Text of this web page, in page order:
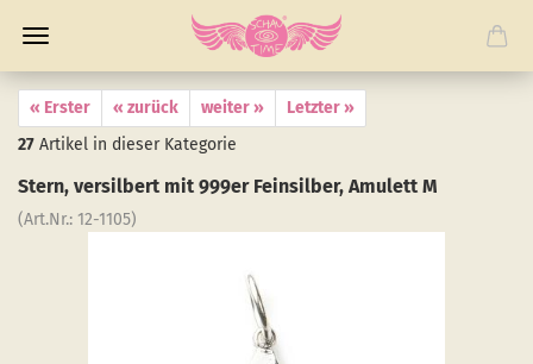
« Erster « zurück weiter »
Letzter »
27 Artikel in dieser Kategorie
Stern, ver­sil­bert mit 999er Fein­sil­ber, Amu­lett M
(Art.Nr.: 12-​1105)